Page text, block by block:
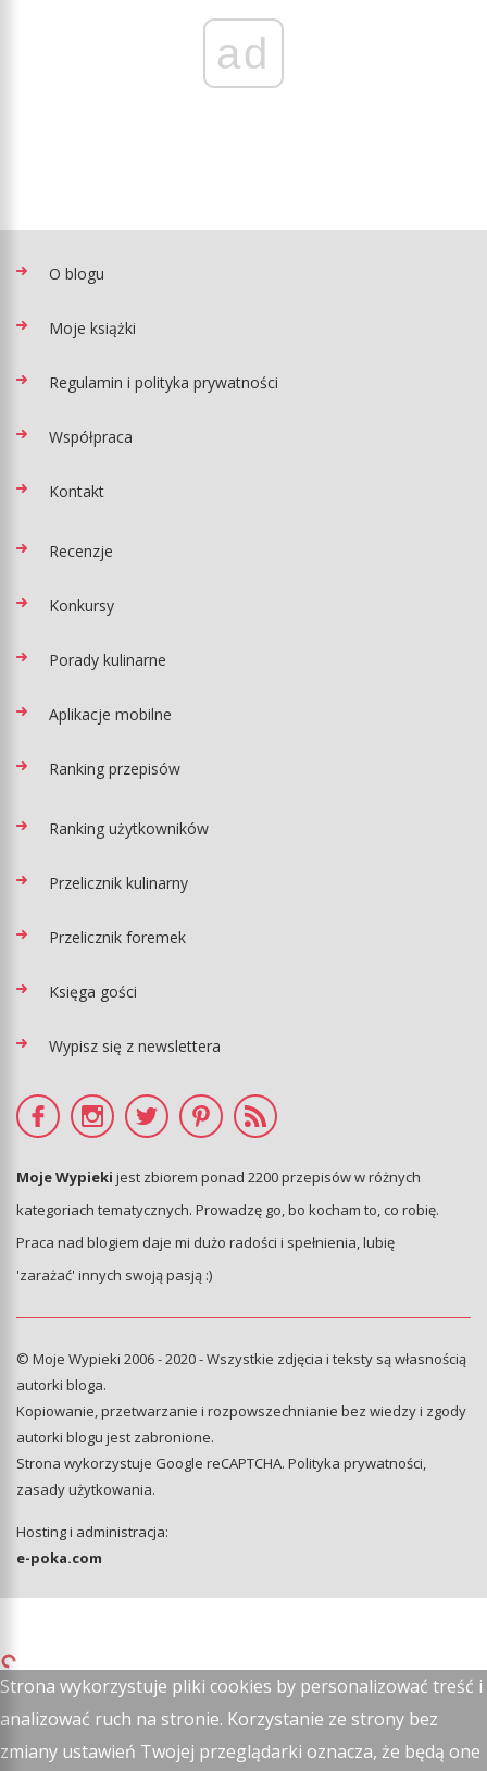
ad
O blogu
Moje książki
Regulamin i polityka prywatności
Współpraca
Kontakt
Recenzje
Konkursy
Porady kulinarne
Aplikacje mobilne
Ranking przepisów
Ranking użytkowników
Przelicznik kulinarny
Przelicznik foremek
Księga gości
Wypisz się z newslettera
Moje Wypieki jest zbiorem ponad 2200 przepisów w różnych
kategoriach tematycznych. Prowadzę go, bo kocham to, co robię.
Praca nad blogiem daje mi dużo radości i spełnienia, lubię
'zarażać' innych swoją pasją :)
© Moje Wypieki 2006 - 2020 - Wszystkie zdjęcia i teksty są własnością
autorki bloga.
Kopiowanie, przetwarzanie i rozpowszechnianie bez wiedzy i zgody
autorki blogu jest zabronione.
Strona wykorzystuje Google reCAPTCHA. Polityka prywatności,
zasady użytkowania.
Hosting i administracja:
e-poka.com
Strona wykorzystuje pliki cookies by personalizować treść i
analizować ruch na stronie. Korzystanie ze strony bez
zmiany ustawień Twojej przeglądarki oznacza, że będą one